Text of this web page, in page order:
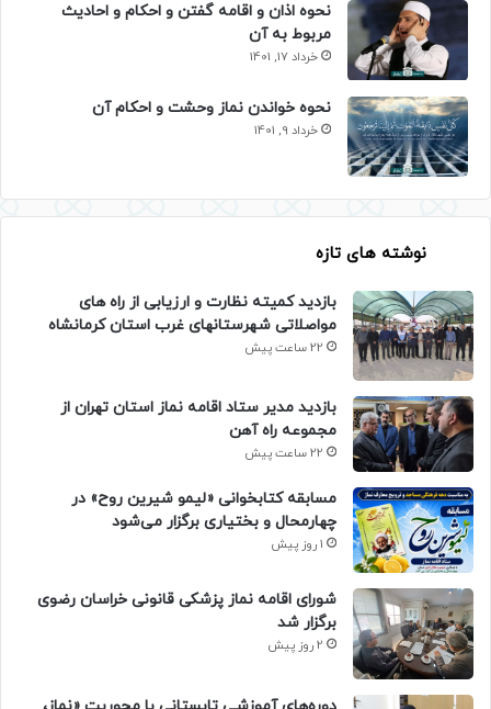
نحوه اذان و اقامه گفتن و احکام و احادیث
مربوط به آن
خرداد 17, 1401
نحوه خواندن نماز وحشت و احکام آن
خرداد 9, 1401
نوشته های تازه
بازدید کمیته نظارت و ارزیابی از راه های
مواصلاتی شهرستانهای غرب استان کرمانشاه
22 ساعت پیش
بازدید مدیر ستاد اقامه نماز استان تهران از
مجموعه راه آهن
22 ساعت پیش
مسابقه کتابخوانی «لیمو شیرین روح» در
چهارمحال و بختیاری برگزار می‌شود
1 روز پیش
شورای اقامه نماز پزشکی قانونی خراسان رضوی
برگزار شد
2 روز پیش